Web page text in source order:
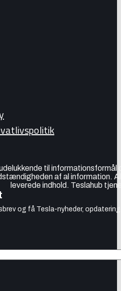
til
af al information.
leverede indhold. Teslahub
og få Tesla-nyheder,